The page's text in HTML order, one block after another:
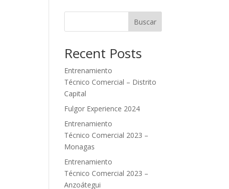
Buscar
Recent Posts
Entrenamiento
Técnico Comercial – Distrito
Capital
Fulgor Experience 2024
Entrenamiento
Técnico Comercial 2023 –
Monagas
Entrenamiento
Técnico Comercial 2023 –
Anzoátegui